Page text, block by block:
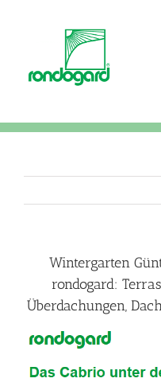
Wintergarten
rondogard:
Überdachungen,